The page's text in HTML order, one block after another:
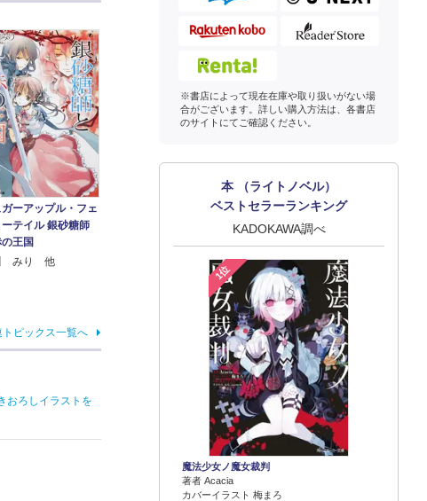
ガーアップル・フェ
ーテイル 銀砂糖師
の王国
みり 他
トピックス一覧へ
おろしイラストを
※書店によって現在在庫や取り扱いがない場
合がございます。詳しい購入方法は、各書店
のサイトにてご確認ください。
本 （ライトノベル）
ベストセラーランキング
KADOKAWA調べ
1位
魔法少女ノ魔女裁判
著者 Acacia
カバーイラスト 梅まろ